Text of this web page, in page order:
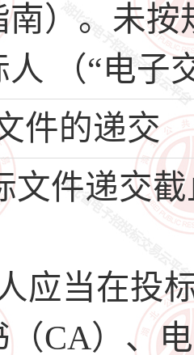
南）。未按
人 （“电子
件的递交
文件递交
应当在投
（CA）、